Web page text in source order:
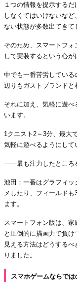
１つの情報を提示する
しなくてはいけないな
ない状態が多数出てきて
そのため、スマートフ
して実装するという心が
中でも一番苦労してい
辺りもガストブランドと
それに加え、気軽に遊
います。
1クエスト2～3分、最大
気軽に遊べるようにして
――最も注力したところ
池田：一番はグラフィ
メしたり、フィールド
ます。
スマートフォン版は、
と圧倒的に描画力で負
見える方法はどうする
りました。
スマホゲームならで